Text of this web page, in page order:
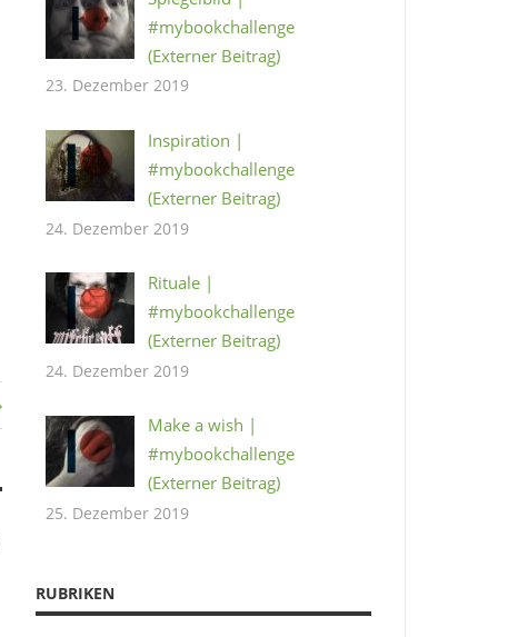
#mybookchallenge
(Externer Beitrag)
23. Dezember 2019
Inspiration |
#mybookchallenge
(Externer Beitrag)
24. Dezember 2019
Rituale |
#mybookchallenge
(Externer Beitrag)
24. Dezember 2019
Make a wish |
#mybookchallenge
(Externer Beitrag)
25. Dezember 2019
RUBRIKEN